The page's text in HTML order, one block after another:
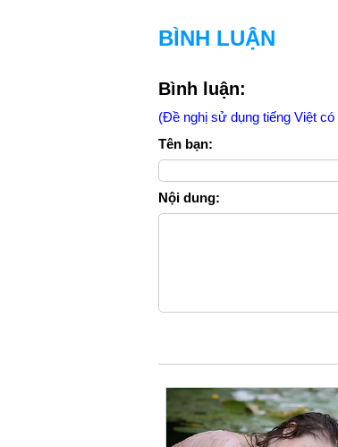
BÌNH LUẬN
Bình luận:
(Đề nghị sử dụng tiếng Việt có
Tên bạn:
Nội dung: